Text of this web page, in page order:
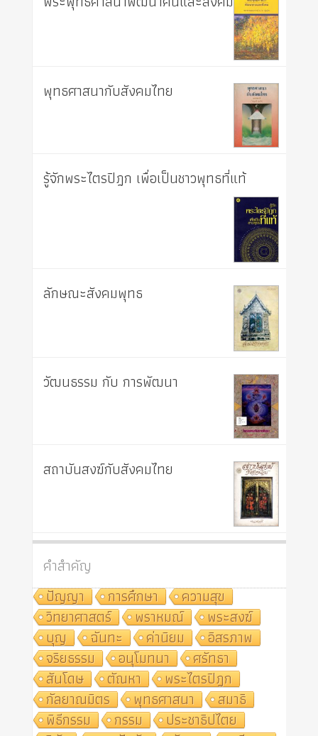
พุทธศาสนากับสังคมไทย
รู้จักพระไตรปิฎก เพื่อเป็นชาวพุทธที่แท้
ลักษณะสังคมพุทธ
วัฒนธรรม กับ การพัฒนา
สถาบันสงฆ์กับสังคมไทย
คำสำคัญ
ปัญญา
การศึกษา
ความสุข
วิทยาศาสตร์
พราหมณ์
พระสงฆ์
บุญ
ฉันทะ ค่านิยม
อิสรภาพ
จริยธรรม
อนุโมทนา
ศรัทธา
สันโดษ
ตัณหา
พระไตรปิฎก
กัลยาณมิตร
พุทธศาสนา
สมาธิ
พิธีกรรม
กรรม
ประชาธิปไตย